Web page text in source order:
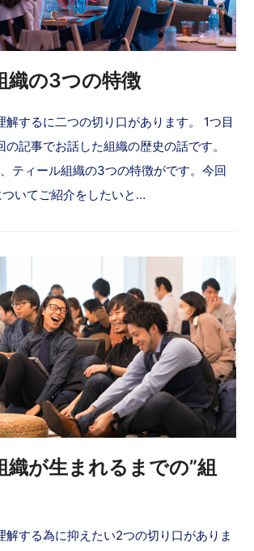
織の3つの特徴
解するに二つの切り口があります。 1つ目
記事でお話した組織の歴史の話です。
ティール組織の3つの特徴がです。今回
いてご紹介をしたいと…
織が生まれるまでの”組
解する為に抑えたい2つの切り口がありま